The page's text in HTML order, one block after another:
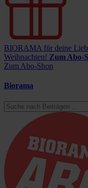
BIORAMA für deine
Weihnachten! Zum Abo-
Zum Abo-Shop
Biorama